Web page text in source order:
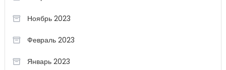
Ноябрь 2023
Февраль 2023
Январь 2023